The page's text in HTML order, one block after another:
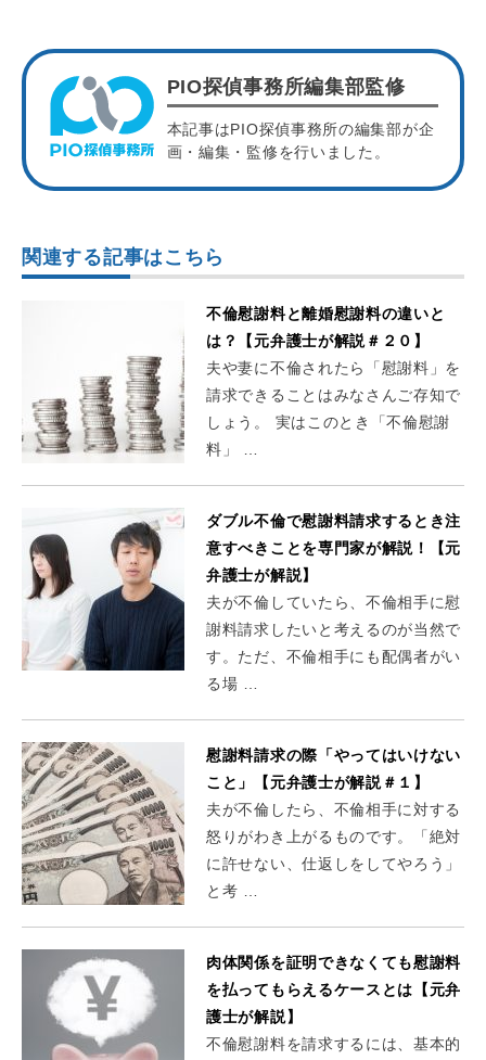
PIO探偵事務所編集部監修
本記事はPIO探偵事務所の編集部が企
画・編集・監修を行いました。
関連する記事はこちら
不倫慰謝料と離婚慰謝料の違いと
は？【元弁護士が解説＃２０】
夫や妻に不倫されたら「慰謝料」を
請求できることはみなさんご存知で
しょう。 実はこのとき「不倫慰謝
料」 …
ダブル不倫で慰謝料請求するとき注
意すべきことを専門家が解説！【元
弁護士が解説】
夫が不倫していたら、不倫相手に慰
謝料請求したいと考えるのが当然で
す。ただ、不倫相手にも配偶者がい
る場 …
慰謝料請求の際「やってはいけない
こと」【元弁護士が解説＃１】
夫が不倫したら、不倫相手に対する
怒りがわき上がるものです。「絶対
に許せない、仕返しをしてやろう」
と考 …
肉体関係を証明できなくても慰謝料
を払ってもらえるケースとは【元弁
護士が解説】
不倫慰謝料を請求するには、基本的